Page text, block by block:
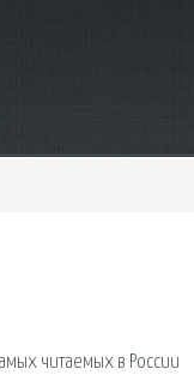
читаемых в России